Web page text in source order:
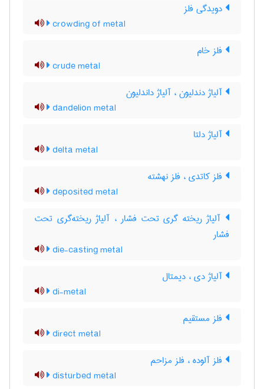
دویدگی فلز
crowding of metal
فلز خام
crude metal
آلیاژ دندلیون ، آلیاژ داندلیون
dandelion metal
آلیاژ دلتا
delta metal
فلز کاتدی ، فلز نهشته
deposited metal
آلیاژ ریخته گری تحت فشار ، آلیاژ ریخته‌گری تحت
فشار
die-casting metal
آلیاژ دی ، دیمتال
di-metal
فلز مستقیم
direct metal
فلز آلوده ، فلز مزاحم
disturbed metal